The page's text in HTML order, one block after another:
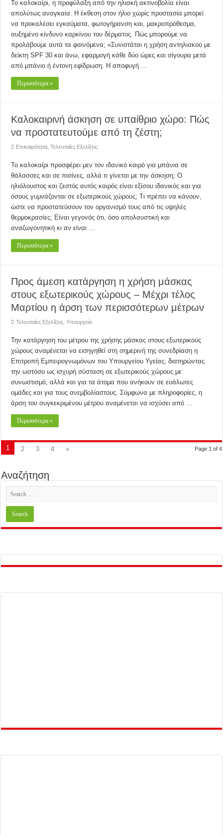
Το καλοκαίρι, η προφύλαξη από την ηλιακή ακτινοβολία είναι
απολύτως αναγκαία. Η έκθεση στον ήλιο χωρίς προστασία μπορεί
να προκαλέσει εγκαύματα, φωτογήρανση και, μακροπρόθεσμα,
αυξημένο κίνδυνο καρκίνου του δέρματος. Πώς μπορούμε να
προλάβουμε αυτά τα φαινόμενα; «Συνιστάται η χρήση αντηλιακού με
δείκτη SPF 30 και άνω, εφαρμογή κάθε δύο ώρες και σίγουρα μετά
από μπάνιο ή έντονη εφίδρωση. Η αποφυγή …
Περισσότερα »
Καλοκαιρινή άσκηση σε υπαίθριο χώρο: Πώς
να προστατευτούμε από τη ζέστη;
Επικαιρότητα ,Τελευταίες Εξελίξεις
To καλοκαίρι προσφέρει μεν τον ιδανικό καιρό για μπάνια σε
θάλασσες και σε πισίνες, αλλά τι γίνεται με την άσκηση; Ο
ηλιόλουστος και ζεστός αυτός καιρός είναι εξίσου ιδανικός και για
όσους γυμνάζονται σε εξωτερικούς χώρους; Τι πρέπει να κάνουν,
ώστε να προστατεύσουν τον οργανισμό τους από τις υψηλές
θερμοκρασίες; Είναι γεγονός ότι, όσο απολαυστική και
αναζωγονητική κι αν είναι …
Περισσότερα »
Προς άμεση κατάργηση η χρήση μάσκας
στους εξωτερικούς χώρους – Μέχρι τέλος
Μαρτίου η άρση των περισσότερων μέτρων
Τελευταίες Εξελίξεις ,Υπουργείο
Την κατάργηση του μέτρου της χρήσης μάσκας στους εξωτερικούς
χώρους αναμένεται να εισηγηθεί στη σημερινή της συνεδρίαση η
Επιτροπή Εμπειρογνωμόνων του Υπουργείου Υγείας, διατηρώντας
την ωστόσο ως ισχυρή σύσταση σε εξωτερικούς χώρους με
συνωστισμό, αλλά και για τα άτομα που ανήκουν σε ευάλωτες
ομάδες και για τους ανεμβολίαστους. Σύμφωνα με πληροφορίες, η
άρση του συγκεκριμένου μέτρου αναμένεται να ισχύσει από …
Περισσότερα »
Page 1 of 4
1 2 3 4 »
Αναζήτηση